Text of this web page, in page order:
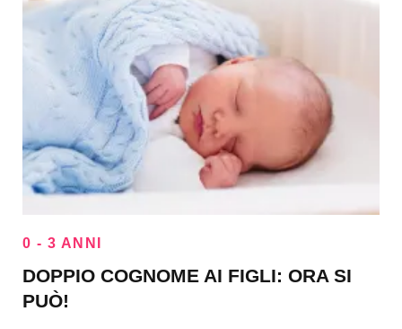
0 - 3 ANNI
DOPPIO COGNOME AI FIGLI: ORA SI
PUÒ!